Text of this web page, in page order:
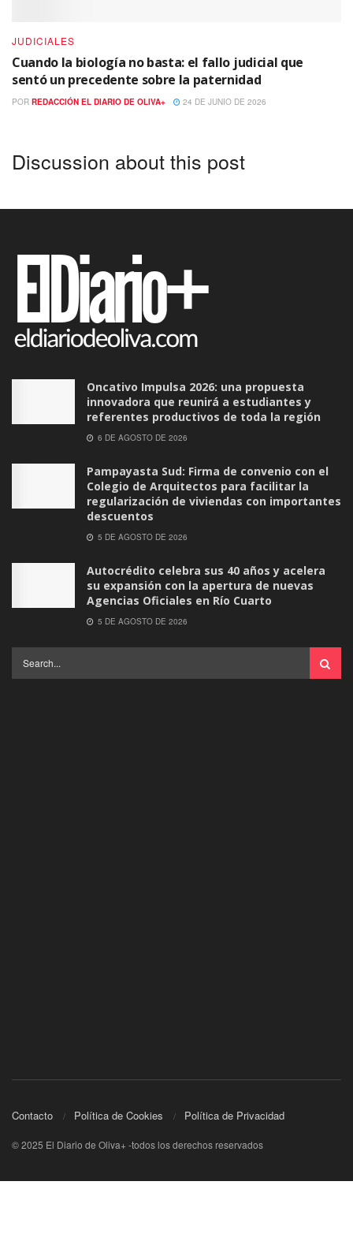
JUDICIALES
Cuando la biología no basta: el fallo judicial que
sentó un precedente sobre la paternidad
POR REDACCIÓN EL DIARIO DE OLIVA+ 24 DE JUNIO DE 2026
Discussion about this post
Oncativo Impulsa 2026: una propuesta
innovadora que reunirá a estudiantes y
referentes productivos de toda la región
6 DE AGOSTO DE 2026
Pampayasta Sud: Firma de convenio con el
Colegio de Arquitectos para facilitar la
regularización de viviendas con importantes
descuentos
5 DE AGOSTO DE 2026
Autocrédito celebra sus 40 años y acelera
su expansión con la apertura de nuevas
Agencias Oficiales en Río Cuarto
5 DE AGOSTO DE 2026
Contacto Política de Cookies Política de Privacidad
© 2025 El Diario de Oliva+ -todos los derechos reservados